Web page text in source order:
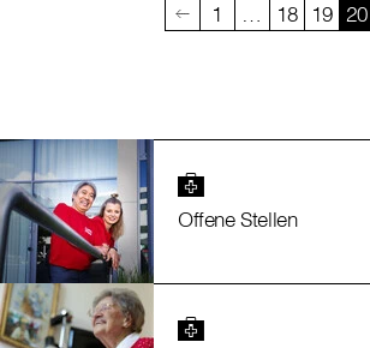
1 … 18 19 20
Offene Stellen